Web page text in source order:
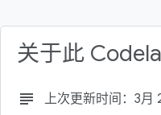
关于此
subject 上次更新时间：3月